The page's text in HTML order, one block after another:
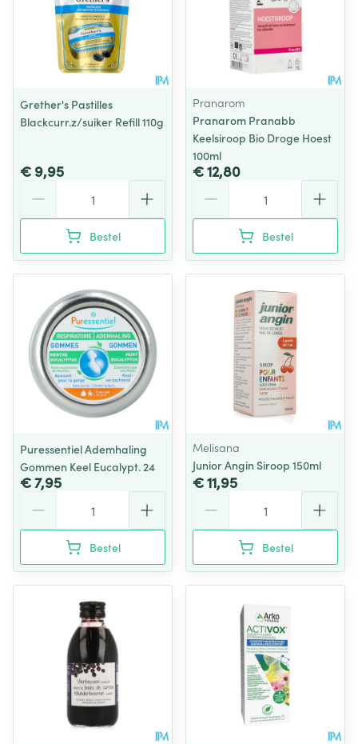
Grether's Pastilles
Blackcurr.z/suiker Refill 110g
€ 9,95
Bestel
Pranarom
Pranarom Pranabb
Keelsiroop Bio Droge Hoest
100ml
€ 12,80
Bestel
Puressentiel Ademhaling
Gommen Keel Eucalypt. 24
€ 7,95
Bestel
Melisana
Junior Angin Siroop 150ml
€ 11,95
Bestel